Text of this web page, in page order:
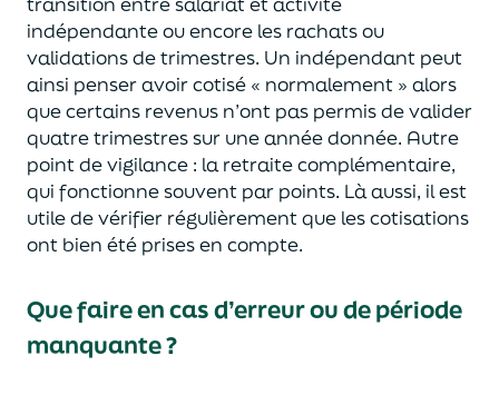
indépendanteou encore les rachats ou
validations de trimestres. Un indépendant peut
ainsi penser avoir cotisé « normalement » alors
que certains revenus n’ont pas permis de valider
quatre trimestres sur une année donnée. Autre
point de vigilance : la retraite complémentaire,
qui fonctionne souvent par points. Là aussi, il est
utile de vérifier régulièrement que les cotisations
ont bien été prises en compte.
Que faire en cas d’erreur ou de période
manquante ?